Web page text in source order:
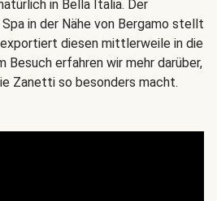
in Bella Italia. Der
in der Nähe von Bergamo stellt
diesen mittlerweile in die
Besuch erfahren wir mehr darüber,
Zanetti so besonders macht.